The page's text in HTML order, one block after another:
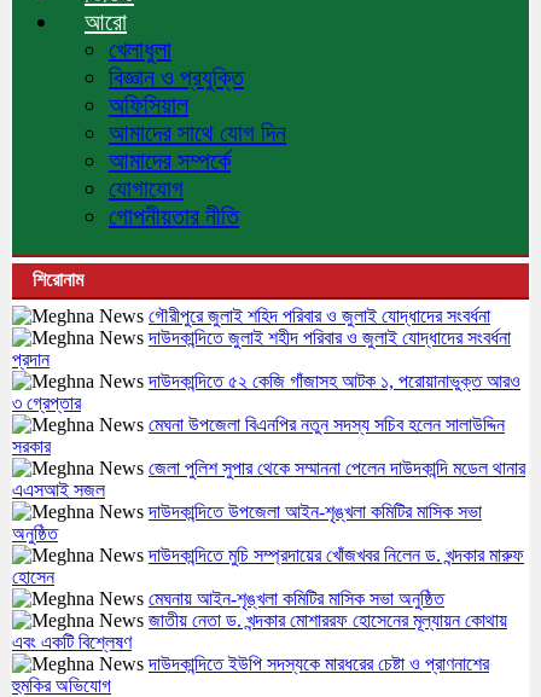
আরো
খেলাধুলা
বিজ্ঞান ও প্রযুক্তি
অফিসিয়াল
আমাদের সাথে যোগ দিন
আমাদের সম্পর্কে
যোগাযোগ
গোপনীয়তার নীতি
শিরোনাম
গৌরীপুরে জুলাই শহিদ পরিবার ও জুলাই যোদ্ধাদের সংবর্ধনা
দাউদকান্দিতে জুলাই শহীদ পরিবার ও জুলাই যোদ্ধাদের সংবর্ধনা
প্রদান
দাউদকান্দিতে ৫২ কেজি গাঁজাসহ আটক ১, পরোয়ানাভুক্ত আরও
৩ গ্রেপ্তার
মেঘনা উপজেলা বিএনপির নতুন সদস্য সচিব হলেন সালাউদ্দিন
সরকার
জেলা পুলিশ সুপার থেকে সম্মাননা পেলেন দাউদকান্দি মডেল থানার
এএসআই সজল
দাউদকান্দিতে উপজেলা আইন-শৃঙ্খলা কমিটির মাসিক সভা
অনুষ্ঠিত
দাউদকান্দিতে মুচি সম্প্রদায়ের খোঁজখবর নিলেন ড. খন্দকার মারুফ
হোসেন
মেঘনায় আইন-শৃঙ্খলা কমিটির মাসিক সভা অনুষ্ঠিত
জাতীয় নেতা ড. খন্দকার মোশাররফ হোসেনের মূল্যায়ন কোথায়
এবং একটি বিশ্লেষণ
দাউদকান্দিতে ইউপি সদস্যকে মারধরের চেষ্টা ও প্রাণনাশের
হুমকির অভিযোগ